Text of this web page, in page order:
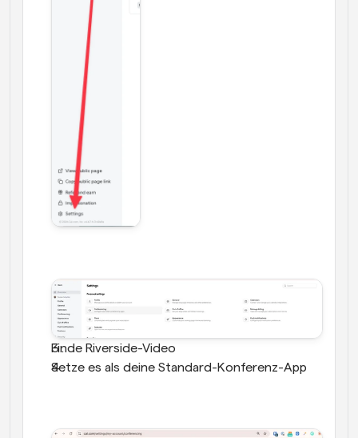
Finde Riverside-Video
Setze es als deine Standard-Konferenz-App